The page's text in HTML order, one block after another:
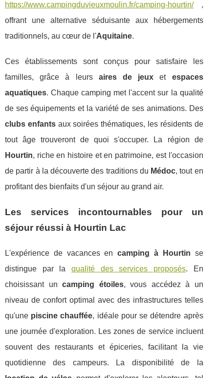
https://www.campingduvieuxmoulin.fr/camping-hourtin/,
offrant une alternative séduisante aux hébergements
traditionnels, au cœur de l'Aquitaine.
Ces établissements sont conçus pour satisfaire les
familles, grâce à leurs aires de jeux et espaces
aquatiques. Chaque camping met l'accent sur la qualité
de ses équipements et la variété de ses animations. Des
clubs enfantsaux soirées thématiques, les résidents de
tout âge trouveront de quoi s'occuper. La région de
Hourtin, riche en histoire et en patrimoine, est l'occasion
de partir à la découverte des traditions du Médoc, tout en
profitant des bienfaits d'un séjour au grand air.
Les services incontournables pour un
séjour réussi à Hourtin Lac
L'expérience de vacances encamping à Hourtin se
distingue par la qualité des services proposés. En
choisissant uncamping étoiles, vous accédez à un
niveau de confort optimal avec des infrastructures telles
qu'une piscine chauffée, idéale pour se détendre après
une journée d'exploration. Les zones de service incluent
souvent des restaurants et épiceries, facilitant la vie
quotidienne des campeurs. La disponibilité de la